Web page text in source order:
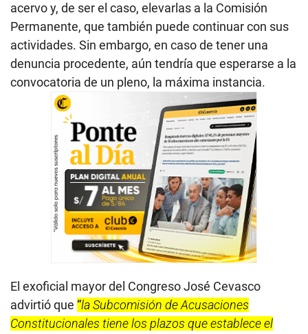
acervo y, de ser el caso, elevarlas a la Comisión
Permanente, que también puede continuar con sus
actividades. Sin embargo, en caso de tener una
denuncia procedente, aún tendría que esperarse a la
convocatoria de un pleno, la máxima instancia.
El exoficial mayor del Congreso José Cevasco
advirtió que “la Subcomisión de Acusaciones
Constitucionales tiene los plazos que establece el